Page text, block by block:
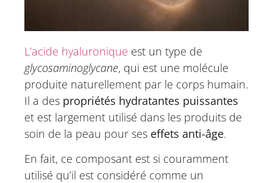
L’acide hyaluronique est un type de
glycosaminoglycane, qui est une molécule
produite naturellement par le corps humain.
Il a des propriétés hydratantes puissantes
et est largement utilisé dans les produits de
soin de la peau pour ses effets anti-âge.
En fait, ce composant est si couramment
utilisé qu’il est considéré comme un